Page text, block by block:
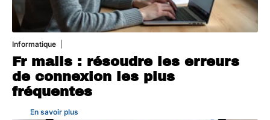
Informatique
Fr mails : résoudre les erreurs
de connexion les plus
fréquentes
En savoir plus